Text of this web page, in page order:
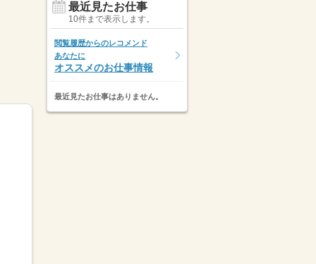
最近見たお仕事
10件まで表示します。
閲覧履歴からのレコメンド
あなたに
オススメのお仕事情報
最近見たお仕事はありません。